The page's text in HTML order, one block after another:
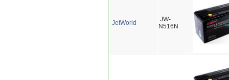
JetWorld
JW-
N516N